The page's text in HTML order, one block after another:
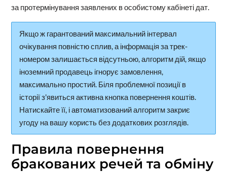
за протермінування заявлених в особистому кабінеті дат.
Якщо ж гарантований максимальний інтервал
очікування повністю сплив, а інформація за трек-
номером залишається відсутньою, алгоритм дій, якщо
іноземний продавець ігнорує замовлення,
максимально простий. Біля проблемної позиції в
історії з'явиться активна кнопка повернення коштів.
Натискайте її, і автоматизований алгоритм закриє
угоду на вашу користь без додаткових розглядів.
Правила повернення
бракованих речей та обміну